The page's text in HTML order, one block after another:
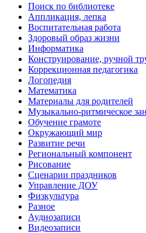
Поиск по библиотеке
Аппликация, лепка
Воспитательная работа
Здоровый образ жизни
Информатика
Конструирование, ручной
Коррекционная педагогика
Логопедия
Математика
Материалы для родителей
Музыкально-ритмическое
Обучение грамоте
Окружающий мир
Развитие речи
Региональный компонент
Рисование
Сценарии праздников
Управление ДОУ
Физкультура
Разное
Аудиозаписи
Видеозаписи